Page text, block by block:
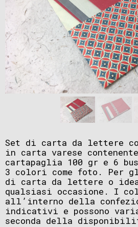
Set di carta da lettere
in carta varese
cartapaglia 100 gr e 6
3 colori come foto. Per
di carta da lettere o
qualsiasi occasione. I
all’interno della
indicativi e possono
seconda della